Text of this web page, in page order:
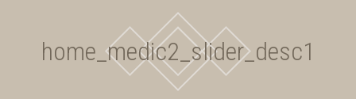
home_medic2_slider_desc1